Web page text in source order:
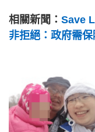
相關新聞： Save
非拒絕：政府需